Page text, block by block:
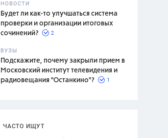
НОВОСТИ
Будет ли как-то улучшаться система
проверки и организации итоговых
сочинений?
2
ВУЗЫ
Подскажите, почему закрыли прием в
Московский институт телевидения и
радиовещания "Останкино"?
1
ЧАСТО ИЩУТ